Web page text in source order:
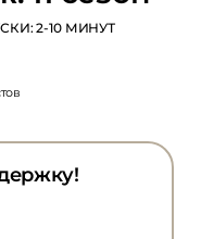
2-10 МИНУТ